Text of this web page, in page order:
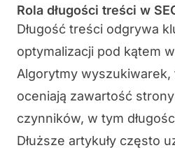
Rola długości treści w
Długość treści odgrywa
optymalizacji pod kątem
Algorytmy wyszukiwarek,
oceniają zawartość
czynników, w tym
Dłuższe artykuły często